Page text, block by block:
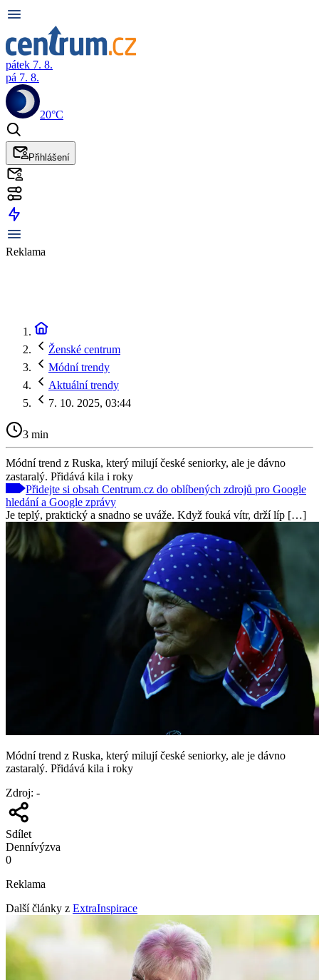
pátek 7. 8.
pá 7. 8.
20°C
Přihlášení
Reklama
Ženské centrum
Módní trendy
Aktuální trendy
7. 10. 2025, 03:44
3 min
Módní trend z Ruska, který milují české seniorky, ale je dávno
zastaralý. Přidává kila i roky
Přidejte si obsah Centrum.cz do oblíbených zdrojů pro Google
hledání a Google zprávy
Je teplý, praktický a snadno se uváže. Když fouká vítr, drží líp […]
Módní trend z Ruska, který milují české seniorky, ale je dávno
zastaralý. Přidává kila i roky
Zdroj: -
Sdílet
Dennívýzva
0
Reklama
Další články z ExtraInspirace